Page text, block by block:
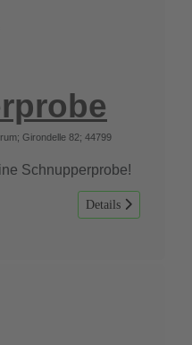
Girondelle 82; 44799
Schnupperprobe!
Details